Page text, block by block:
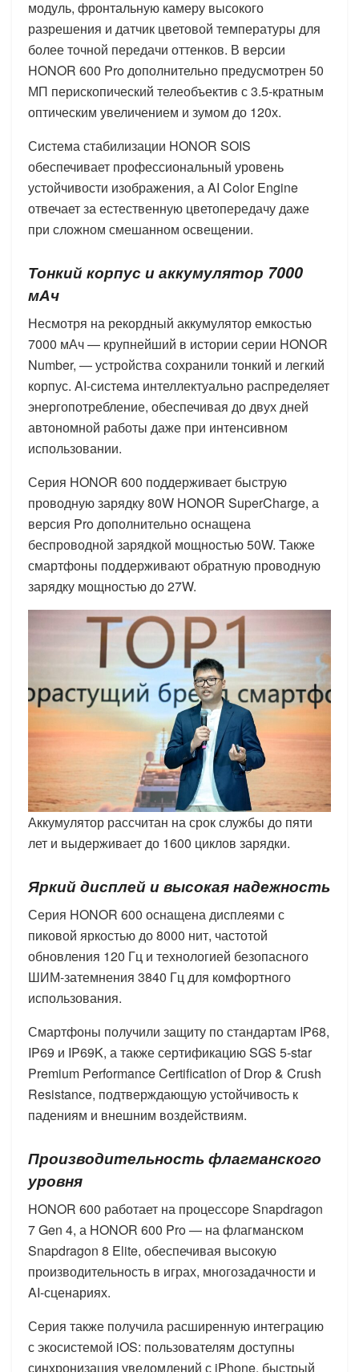
модуль, фронтальную камеру высокого
разрешения и датчик цветовой температуры для
более точной передачи оттенков. В версии
HONOR 600 Pro дополнительно предусмотрен 50
МП перископический телеобъектив с 3.5-кратным
оптическим увеличением и зумом до 120х.
Система стабилизации HONOR SOIS
обеспечивает профессиональный уровень
устойчивости изображения, а AI Color Engine
отвечает за естественную цветопередачу даже
при сложном смешанном освещении.
Тонкий корпус и аккумулятор 7000
мАч
Несмотря на рекордный аккумулятор емкостью
7000 мАч — крупнейший в истории серии HONOR
Number, — устройства сохранили тонкий и легкий
корпус. AI-система интеллектуально распределяет
энергопотребление, обеспечивая до двух дней
автономной работы даже при интенсивном
использовании.
Серия HONOR 600 поддерживает быструю
проводную зарядку 80W HONOR SuperCharge, а
версия Pro дополнительно оснащена
беспроводной зарядкой мощностью 50W. Также
смартфоны поддерживают обратную проводную
зарядку мощностью до 27W.
Аккумулятор рассчитан на срок службы до пяти
лет и выдерживает до 1600 циклов зарядки.
Яркий дисплей и высокая надежность
Серия HONOR 600 оснащена дисплеями с
пиковой яркостью до 8000 нит, частотой
обновления 120 Гц и технологией безопасного
ШИМ-затемнения 3840 Гц для комфортного
использования.
Смартфоны получили защиту по стандартам IP68,
IP69 и IP69K, а также сертификацию SGS 5-star
Premium Performance Certification of Drop & Crush
Resistance, подтверждающую устойчивость к
падениям и внешним воздействиям.
Производительность флагманского
уровня
HONOR 600 работает на процессоре Snapdragon
7 Gen 4, а HONOR 600 Pro — на флагманском
Snapdragon 8 Elite, обеспечивая высокую
производительность в играх, многозадачности и
AI-сценариях.
Серия также получила расширенную интеграцию
с экосистемой iOS: пользователям доступны
синхронизация уведомлений с iPhone, быстрый